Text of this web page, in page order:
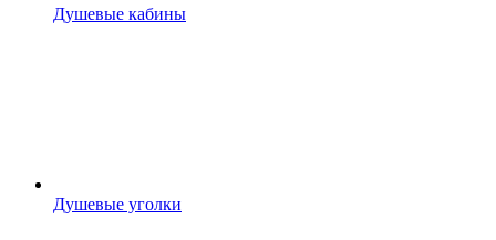
Душевые кабины
Душевые уголки